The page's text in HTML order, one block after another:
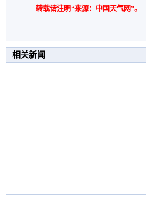
转载请注明“来源：中国天气网”。
相关新闻